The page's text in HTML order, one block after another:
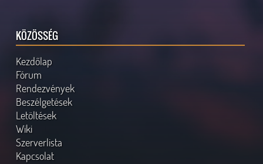
KÖZÖSSÉG
Kezdőlap
Fórum
Rendezvények
Beszélgetések
Letöltések
Wiki
Szerverlista
Kapcsolat